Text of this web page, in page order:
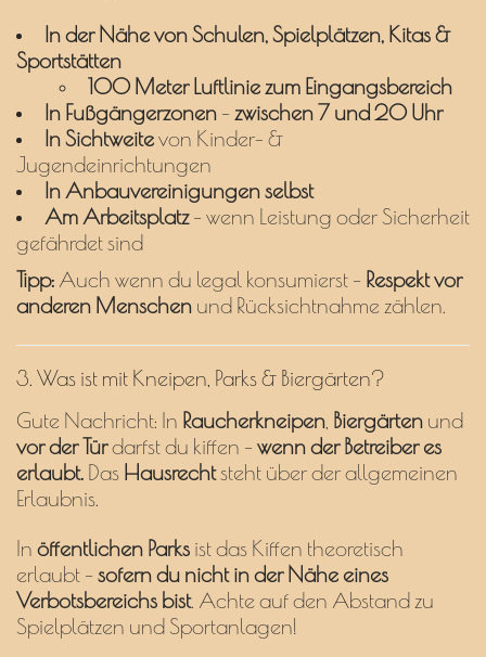
In der Nähe von Schulen, Spielplätzen, Kitas &
Sportstätten
100 Meter Luftlinie zum Eingangsbereich
In Fußgängerzonen – zwischen 7 und 20 Uhr
In Sichtweite von Kinder- &
Jugendeinrichtungen
In Anbauvereinigungen selbst
Am Arbeitsplatz– wenn Leistung oder Sicherheit
gefährdet sind
Tipp: Auch wenn du legal konsumierst – Respekt vor
anderen Menschen und Rücksichtnahme zählen.
3. Was ist mit Kneipen, Parks & Biergärten?
Gute Nachricht: In Raucherkneipen, Biergärten und
vor der Türdarfst du kiffen – wenn der Betreiber es
erlaubt. Das Hausrechtsteht über der allgemeinen
Erlaubnis.
In öffentlichen Parks ist das Kiffen theoretisch
erlaubt – sofern du nicht in der Nähe eines
Verbotsbereichs bist. Achte auf den Abstand zu
Spielplätzen und Sportanlagen!